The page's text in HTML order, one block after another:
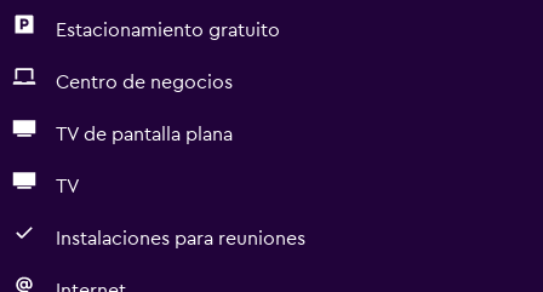
Estacionamiento gratuito
Centro de negocios
TV de pantalla plana
TV
Instalaciones para reuniones